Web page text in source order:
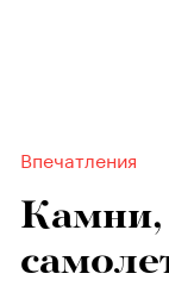
Впечатления
Камни,